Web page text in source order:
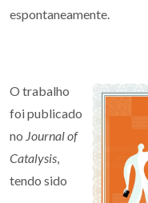
espontaneamente.
O trabalho
foi publicado
no Journal of
Catalysis
tendo sido